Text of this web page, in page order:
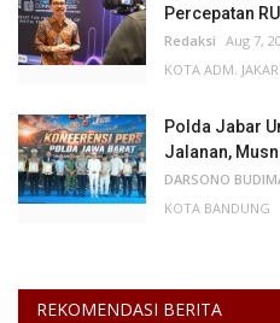
Percepatan
Redaksi Aug 7,
KOTA ADM.
Polda Jabar
Jalanan,
DARSONO
KOTA BANDUNG
REKOMENDASI BERITA